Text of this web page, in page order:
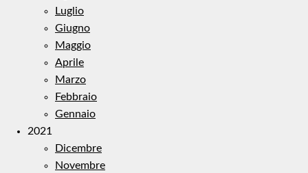
Luglio
Giugno
Maggio
Aprile
Marzo
Febbraio
Gennaio
2021
Dicembre
Novembre